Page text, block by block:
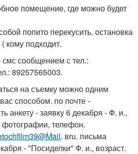
помещение, где можно будет
попито перекусить. остановка
кому подходит.
сообщением с тел.:
89257565003.
на съемку можно одним
способом. по почте -
анкету - заявку 6 декабря - Ф. и.,
фотографии, телефон.
. вru. письма
- "Посиделки" Ф. и., возраст.